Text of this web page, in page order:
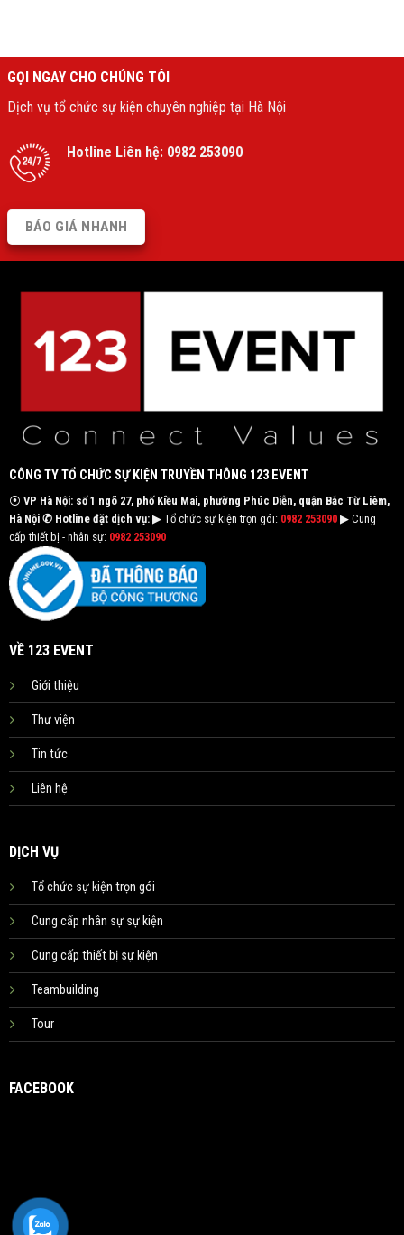
GỌI NGAY CHO CHÚNG TÔI
Dịch vụ tổ chức sự kiện chuyên nghiệp tại Hà Nội
Hotline Liên hệ: 0982 253090
BÁO GIÁ NHANH
CÔNG TY TỔ CHỨC SỰ KIỆN TRUYỀN THÔNG 123 EVENT
⦿ VP Hà Nội: số 1 ngõ 27, phố Kiều Mai, phường Phúc Diễn, quận Bắc Từ Liêm,
Hà Nội ✆ Hotline đặt dịch vụ:▶ Tổ chức sự kiện trọn gói: 0982 253090▶ Cung
cấp thiết bị - nhân sự: 0982 253090
VỀ 123 EVENT
Giới thiệu
Thư viện
Tin tức
Liên hệ
DỊCH VỤ
Tổ chức sự kiện trọn gói
Cung cấp nhân sự sự kiện
Cung cấp thiết bị sự kiện
Teambuilding
Tour
FACEBOOK